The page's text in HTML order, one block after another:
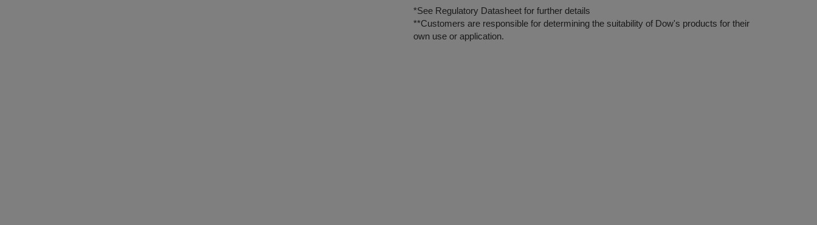
*See Regulatory Datasheet for further details
**Customers are responsible for determining the suitability of Dow's products for their
own use or application.